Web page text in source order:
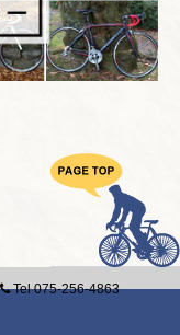
Tel 075-256-4863